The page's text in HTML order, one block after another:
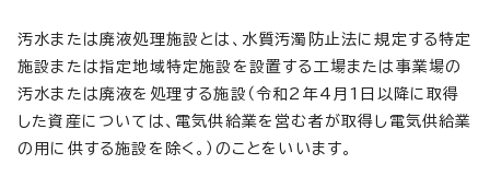
汚水または廃液処理施設とは、水質汚濁防止法に規定する特定
施設または指定地域特定施設を設置する工場または事業場の
汚水または廃液を処理する施設（令和2年4月1日以降に取得
した資産については、電気供給業を営む者が取得し電気供給業
の用に供する施設を除く。）のことをいいます。